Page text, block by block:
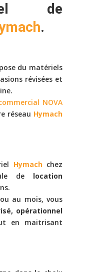
de
.
du matériels
révisées et
NOVA
réseau Hymach
Hymachchez
de location
au mois, vous
opérationnel
en maitrisant